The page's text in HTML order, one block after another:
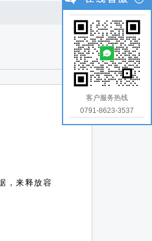
，来释放容
客户服务热线
0791-8623-3537